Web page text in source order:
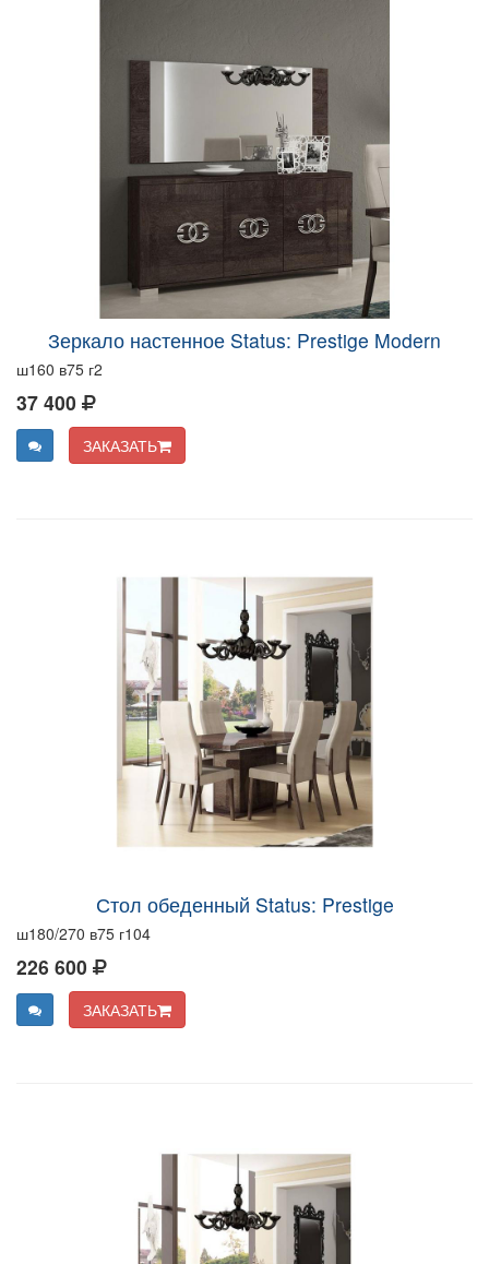
Зеркало настенное Status: Prestige Modern
ш160 в75 г2
37 400
ЗАКАЗАТЬ
Стол обеденный Status: Prestige
ш180/270 в75 г104
226 600
ЗАКАЗАТЬ